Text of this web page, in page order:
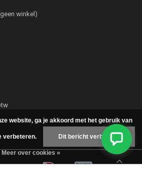
winkel)
website, ga je akkoord met het gebruik van
verbeteren. Dit bericht verbergen
Meer over cookies »